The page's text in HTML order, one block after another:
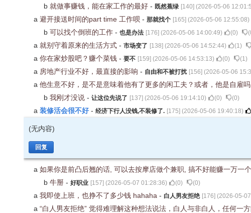
b 就做事赚钱，能在家工作的最好 - 既然蕉绿 [140] (2026-05-06
a 避开接送时间的part time 工作呗 - 那就找个 [165] (2026-05-06 12:55:08)
b 可以找个倒班的工作 - 也是办法 [176] (2026-05-06 14:00:49) (0) (
a 就别守着原来的生活方式 - 市场变了 [138] (2026-05-06 14:52:44) (1)
a 你在家炒股吧？赚个菜钱 - 要不 [159] (2026-05-06 14:53:13) (0) (1)
a 房地产行业不好，最直接的影响 - 自由和不被打扰 [156] (2026-05-06
a 他生意不好，是不是意味着他有了更多的闲工夫？或者，他是自雇
b 我刚才没说 - 让这位先说了 [137] (2026-05-06 19:14:10) (0) (0)
a 装修活会很不好 - 经济下行人没钱,不装修了. [175] (2026-05-06 19:40:18)
(无内容)
回复
a 如果你是前凸后翘的话, 可以去按摩店做个兼职, 搞不好能赚一万一
b 牛掰 - 好职业 [157] (2026-05-07 01:28:36) (0) (0)
a 我即使上班，也挣不了多少钱 hahaha - 白人男友拒绝 [176] (2026-05-
a “白人男友拒绝” 觉得难理解这种想法说法，白人与非白人，任何一